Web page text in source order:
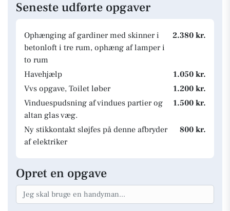
Seneste udførte opgaver
Ophænging af gardiner med skinner i
betonloft i tre rum, ophæng af lamper i
to rum
2.380 kr.
Havehjælp
1.050 kr.
Vvs opgave, Toilet løber
1.200 kr.
Vinduespudsning af vindues partier og
altan glas væg.
1.500 kr.
Ny stikkontakt sløjfes på denne afbryder
af elektriker
800 kr.
Opret en opgave